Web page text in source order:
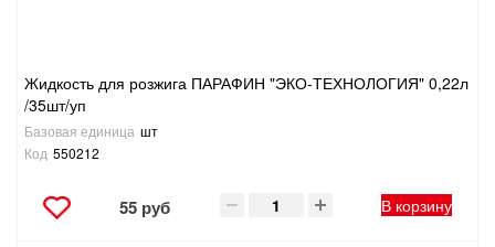
Жидкость для розжига ПАРАФИН "ЭКО-ТЕХНОЛОГИЯ" 0,22л
/35шт/уп
Базовая единица шт
Код 550212
55 руб В корзину